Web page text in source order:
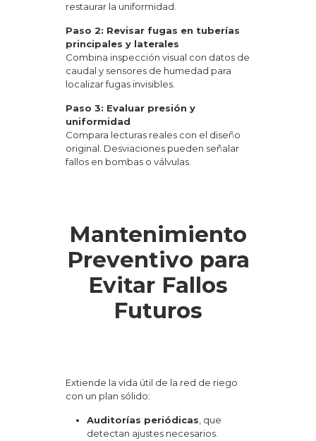
restaurar la uniformidad.
Paso 2: Revisar fugas en tuberías
principales y laterales
Combina inspección visual con datos de
caudal y sensores de humedad para
localizar fugas invisibles.
Paso 3: Evaluar presión y
uniformidad
Compara lecturas reales con el diseño
original. Desviaciones pueden señalar
fallos en bombas o válvulas.
Mantenimiento
Preventivo para
Evitar Fallos
Futuros
Extiende la vida útil de la red de riego
con un plan sólido:
Auditorías periódicas , que
detectan ajustes necesarios.